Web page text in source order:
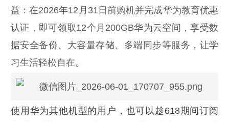
益：在2026年12月31日前购机并完成华为教育优惠
认证，即可领取12个月200GB华为云空间，享受数
据安全备份、大容量存储、多端同步等服务，让学
习生活轻松自在。
使用华为其他机型的用户，也可以趁618期间订阅